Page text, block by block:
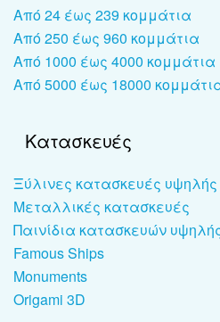
Από 24 έως 239 κομμάτια
Από 250 έως 960 κομμάτια
Από 1000 έως 4000 κομμάτια
Από 5000 έως 18000
Κατασκευές
Ξύλινες κατασκευές υψηλής
Μεταλλικές κατασκευές
Παινίδια κατασκευών
Famous Ships
Monuments
Origami 3D